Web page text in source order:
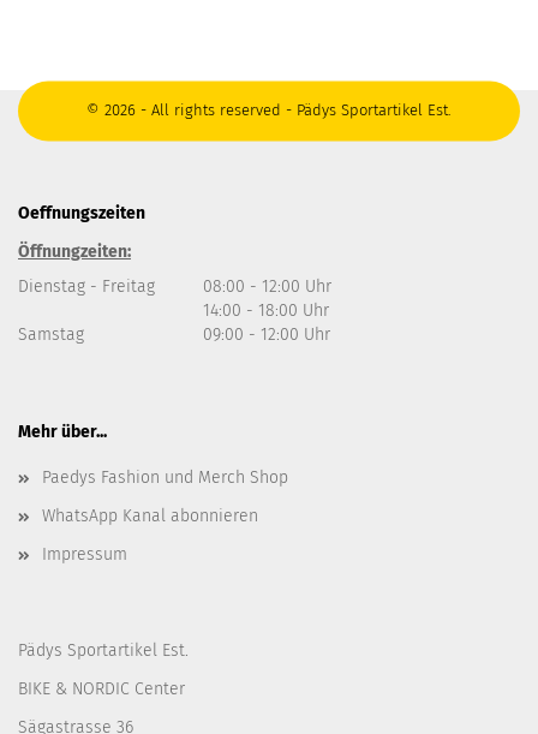
© 2026 - All rights reserved - Pädys Sportartikel Est.
Oeffnungszeiten
Öffnungzeiten:
Dienstag - Freitag
08:00 - 12:00 Uhr
14:00 - 18:00 Uhr
Samstag
09:00 - 12:00 Uhr
Mehr über...
Paedys Fashion und Merch Shop
WhatsApp Kanal abonnieren
Impressum
Pädys Sportartikel Est.
BIKE & NORDIC Center
Sägastrasse 36